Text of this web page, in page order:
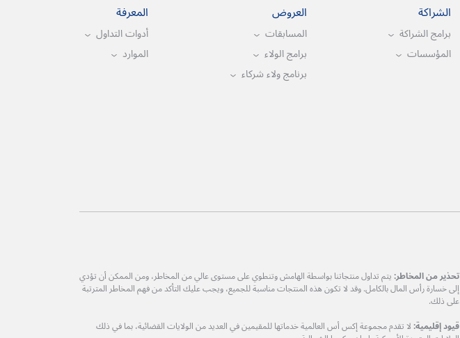
الشراكة
برامج الشراكة
المؤسسات
العروض
المسابقات
برامج الولاء
برنامج ولاء شركاء
المعرفة
أدوات التداول
الموارد
تحذير من المخاطر: يتم تداول منتجاتنا بواسطة الهامش وتنطوي على مستوى عالي من المخاطر، ومن الممكن أن تؤدي
إلى خسارة رأس المال بالكامل. وقد لا تكون هذه المنتجات مناسبة للجميع، ويجب عليك التأكد من فهم المخاطر المترتبة
على ذلك.
قيود إقليمية: لا تقدم مجموعة إكس أس العالمية خدماتها للمقيمين في العديد من الولايات القضائية، بما في ذلك